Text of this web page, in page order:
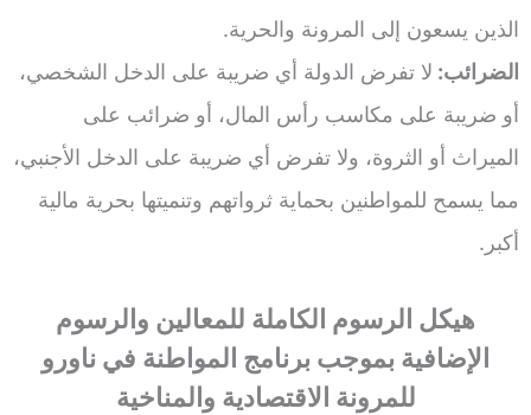
الذين يسعون إلى المرونة والحرية.
الضرائب: لا تفرض الدولة أي ضريبة على الدخل الشخصي،
أو ضريبة على مكاسب رأس المال، أو ضرائب على
الميراث أو الثروة، ولا تفرض أي ضريبة على الدخل الأجنبي،
مما يسمح للمواطنين بحماية ثرواتهم وتنميتها بحرية مالية
أكبر.
هيكل الرسوم الكاملة للمعالين والرسوم
الإضافية بموجب برنامج المواطنة في ناورو
للمرونة الاقتصادية والمناخية